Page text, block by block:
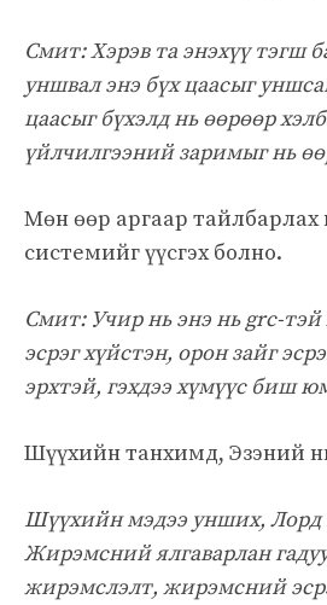
Смит: Хэрэв та энэхүү тэгш
уншвал энэ бүх цаасыг
цаасыг бүхэлд нь өөрөөр
үйлчилгээний заримыг нь
Мөн өөр аргаар
системийг үүсгэх болно.
Смит: Учир нь энэ нь grc-тэй
эсрэг хүйстэн, орон зайг
эрхтэй, гэхдээ хүмүүс биш
Шүүхийн танхимд, Эзэний
Шүүхийн мэдээ унших,
Жирэмсний ялгаварлан
жирэмслэлт, жирэмсний